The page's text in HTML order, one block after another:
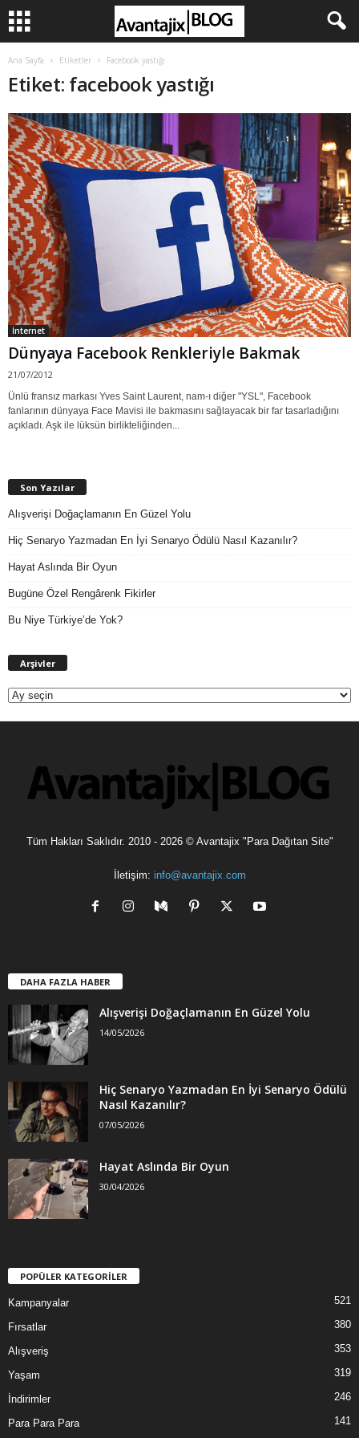
Ana Sayfa Etiketler Facebook yastığı
Etiket: facebook yastığı
İnternet
Dünyaya Facebook Renkleriyle Bakmak
21/07/2012
Ünlü fransız markası Yves Saint Laurent, nam-ı diğer "YSL", Facebook
fanlarının dünyaya Face Mavisi ile bakmasını sağlayacak bir far tasarladığını
açıkladı. Aşk ile lüksün birlikteliğinden...
Son Yazılar
Alışverişi Doğaçlamanın En Güzel Yolu
Hiç Senaryo Yazmadan En İyi Senaryo Ödülü Nasıl Kazanılır?
Hayat Aslında Bir Oyun
Bugüne Özel Rengârenk Fikirler
Bu Niye Türkiye’de Yok?
Arşivler
Tüm Hakları Saklıdır. 2010 - 2026 © Avantajix "Para Dağıtan Site"
İletişim: info@avantajix.com
DAHA FAZLA HABER
Alışverişi Doğaçlamanın En Güzel Yolu
14/05/2026
Hiç Senaryo Yazmadan En İyi Senaryo Ödülü
Nasıl Kazanılır?
07/05/2026
Hayat Aslında Bir Oyun
30/04/2026
POPÜLER KATEGORİLER
Kampanyalar 521
Fırsatlar 380
Alışveriş 353
Yaşam 319
İndirimler 246
Para Para Para 141